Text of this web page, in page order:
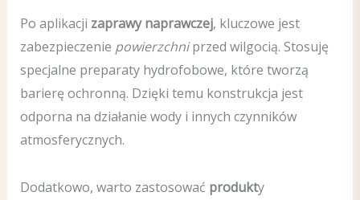
Po aplikacji zaprawy naprawczej, kluczowe jest
zabezpieczenie powierzchniprzed wilgocią. Stosuję
specjalne preparaty hydrofobowe, które tworzą
barierę ochronną. Dzięki temu konstrukcja jest
odporna na działanie wody i innych czynników
atmosferycznych.
Dodatkowo, warto zastosować produkty